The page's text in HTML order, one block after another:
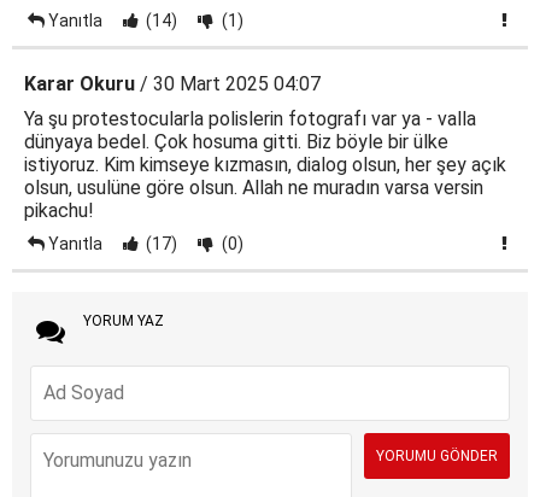
Yanıtla (14) (1)
Karar Okuru / 30 Mart 2025 04:07
Ya şu protestocularla polislerin fotografı var ya - valla
dünyaya bedel. Çok hosuma gitti. Biz böyle bir ülke
istiyoruz. Kim kimseye kızmasın, dialog olsun, her şey açık
olsun, usulüne göre olsun. Allah ne muradın varsa versin
pikachu!
Yanıtla (17) (0)
YORUM YAZ